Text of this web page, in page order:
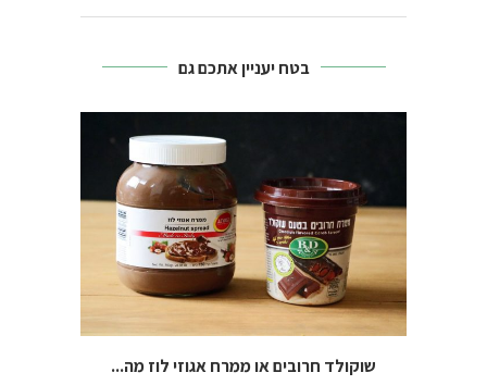
בטח יעניין אתכם גם
שוקולד חרובים או ממרח אגוזי לוז מה...